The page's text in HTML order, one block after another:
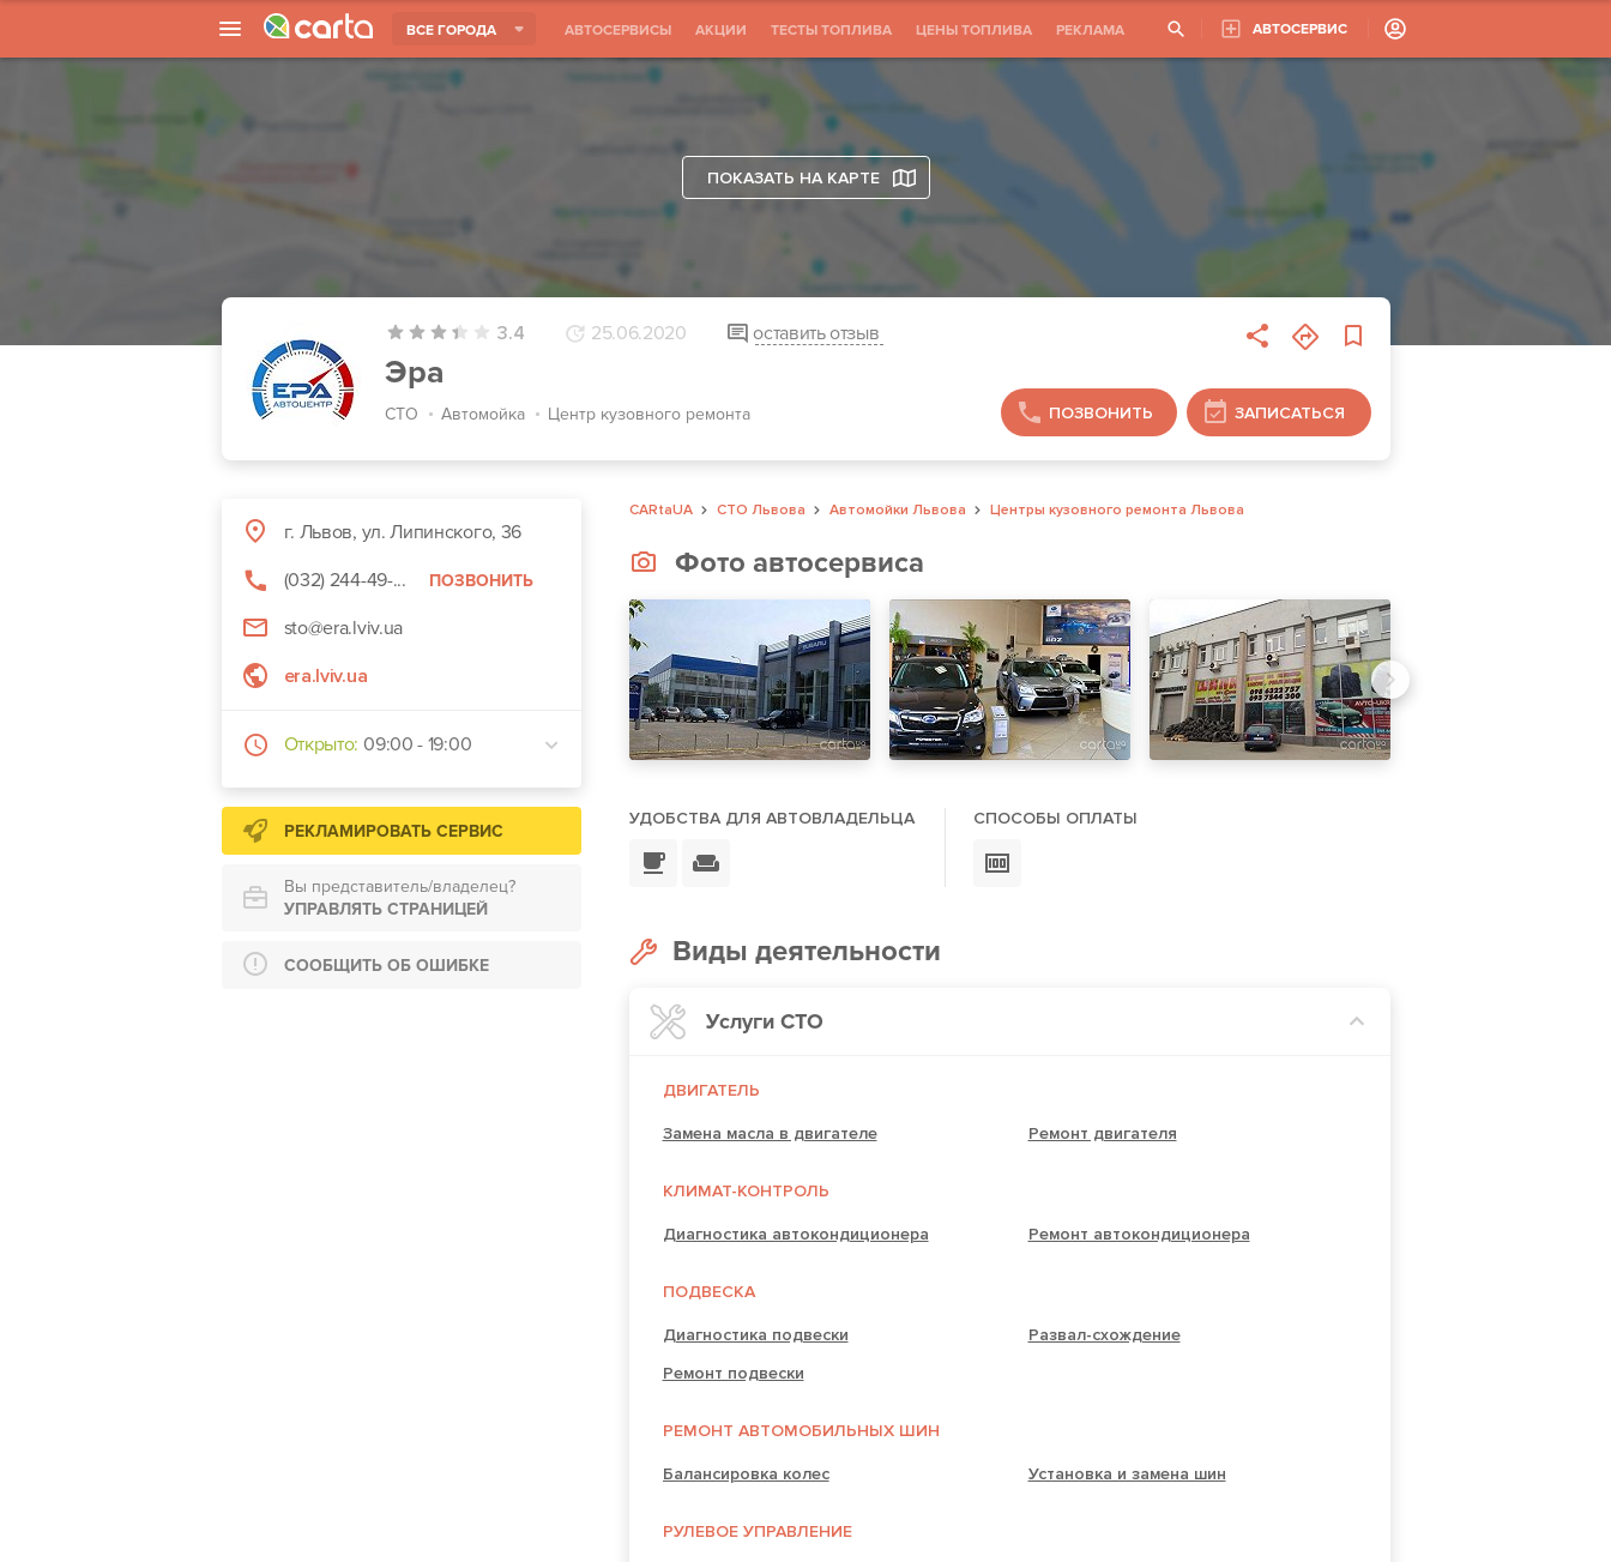
ВСЕ ГОРОДА АВТОСЕРВИСЫ АКЦИИ ТЕСТЫ ТОПЛИВА ЦЕНЫ ТОПЛИВА РЕКЛАМА АВТОСЕРВИС
ПОКАЗАТЬ НА КАРТЕ
3.4 25.06.2020 оставить отзыв
Эра
СТО Автомойка Центр кузовного ремонта ПОЗВОНИТЬ ЗАПИСАТЬСЯ
г. Львов, ул. Липинского, 36
(032) 244-49-...
ПОЗВОНИТЬ
sto@era.lviv.ua
era.lviv.ua
Открыто: 09:00 - 19:00
РЕКЛАМИРОВАТЬ СЕРВИС
Вы представитель/владелец?
УПРАВЛЯТЬ СТРАНИЦЕЙ
СООБЩИТЬ ОБ ОШИБКЕ
CARtaUA СТО Львова Автомойки Львова Центры кузовного ремонта Львова
Фото автосервиса
УДОБСТВА ДЛЯ АВТОВЛАДЕЛЬЦА СПОСОБЫ ОПЛАТЫ
Виды деятельности
Услуги СТО
ДВИГАТЕЛЬ
Замена масла в двигателе Ремонт двигателя
КЛИМАТ-КОНТРОЛЬ
Диагностика автокондиционера Ремонт автокондиционера
ПОДВЕСКА
Диагностика подвески
Развал-схождение
Ремонт подвески
РЕМОНТ АВТОМОБИЛЬНЫХ ШИН
Балансировка колес Установка и замена шин
РУЛЕВОЕ УПРАВЛЕНИЕ